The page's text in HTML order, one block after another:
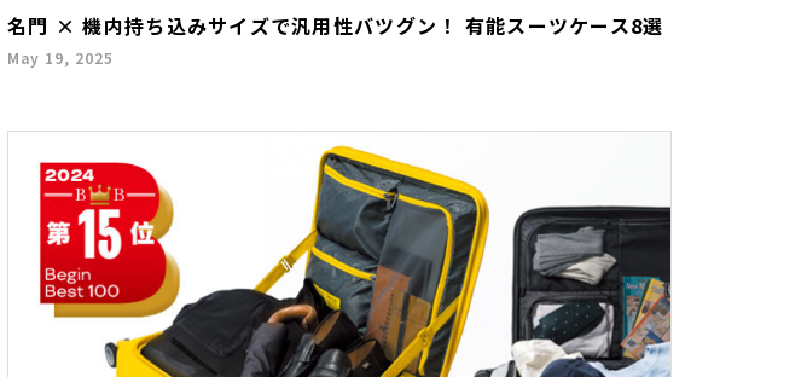
名門 × 機内持ち込みサイズで汎用性バツグン！ 有能スーツケース8選
May 19, 2025